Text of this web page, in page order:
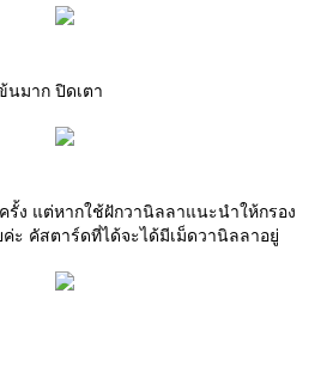
มาก ปิดเตา
รั้ง แต่หากใช้ฝักวานิลลาแนะนำให้กรอง
ะ คัสตาร์ดที่ได้จะได้มีเม็ดวานิลลาอยู่